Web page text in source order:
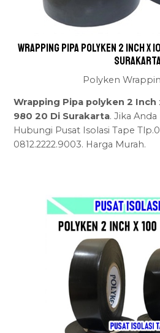
Wrapping Pipa polyken 2 Inch x
Polyken
Wrapping Pipa polyken 2
980 20 Di Surakarta. Jika
Hubungi Pusat Isolasi Tape
0812.2222.9003. Harga Murah.